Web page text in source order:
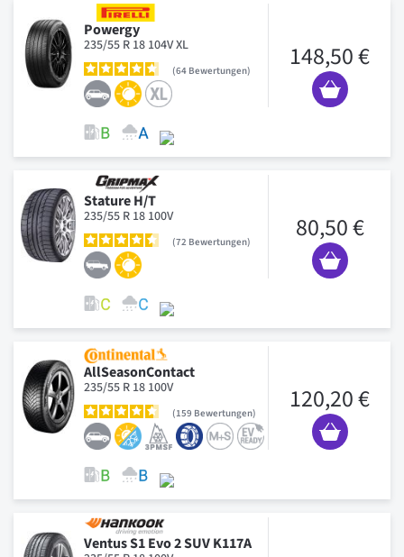
Powergy
235/55 R 18 104V XL
64 Bewertungen 148,50 €
Stature H/T
235/55 R 18 100V
72 Bewertungen 80,50 €
AllSeasonContact
235/55 R 18 100V
159 Bewertungen 120,20 €
Ventus S1 Evo 2 SUV K117A